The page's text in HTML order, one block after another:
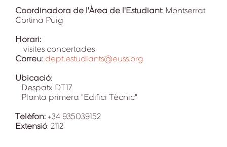
Coordinadora de l'Àrea de l'Estudiant: Montserrat
Cortina Puig
Horari:
visites concertades
Correu: dept.estudiants@euss.org
Ubicació:
Despatx DT17
Planta primera "Edifici Tècnic"
Telèfon: +34 935039152
Extensió: 2112